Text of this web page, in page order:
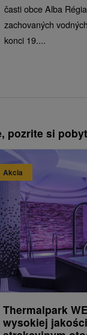
časti obce Alba
zachovaných
konci 19....
pozrite si
Akcia
Thermalpark
wysokiej